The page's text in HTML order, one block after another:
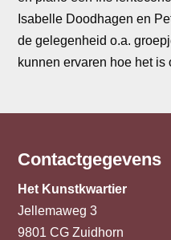
Isabelle Doodhagen en
de gelegenheid o.a.
kunnen ervaren hoe het is
Contactgegevens
Het Kunstkwartier
Jellemaweg 3
9801 CG Zuidhorn